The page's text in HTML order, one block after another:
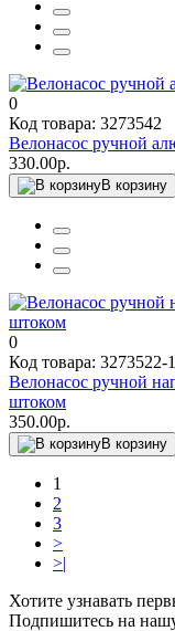
0
Код товара: 3273542
Велонасос ручной
330.00р.
В корзину
0
Код товара: 3273522-1
Велонасос ручной
штоком
350.00р.
В корзину
1
2
3
>
>|
Хотите узнавать
Подпишитесь на